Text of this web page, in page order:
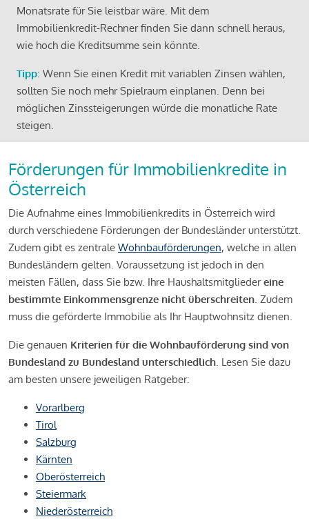
Monatsrate für Sie leistbar wäre. Mit dem
Immobilienkredit-Rechner finden Sie dann schnell heraus,
wie hoch die Kreditsumme sein könnte.
Tipp: Wenn Sie einen Kredit mit variablen Zinsen wählen,
sollten Sie noch mehr Spielraum einplanen. Denn bei
möglichen Zinssteigerungen würde die monatliche Rate
steigen.
Förderungen für Immobilienkredite in
Österreich
Die Aufnahme eines Immobilienkredits in Österreich wird
durch verschiedene Förderungen der Bundesländer unterstützt.
Zudem gibt es zentrale Wohnbauförderungen, welche in allen
Bundesländern gelten. Voraussetzung ist jedoch in den
meisten Fällen, dass Sie bzw. Ihre Haushaltsmitgliedereine
bestimmte Einkommensgrenze nicht überschreiten. Zudem
muss die geförderte Immobilie als Ihr Hauptwohnsitz dienen.
Die genauen Kriterien für die Wohnbauförderung sind von
Bundesland zu Bundesland unterschiedlich. Lesen Sie dazu
am besten unsere jeweiligen Ratgeber:
Vorarlberg
Tirol
Salzburg
Kärnten
Oberösterreich
Steiermark
Niederösterreich